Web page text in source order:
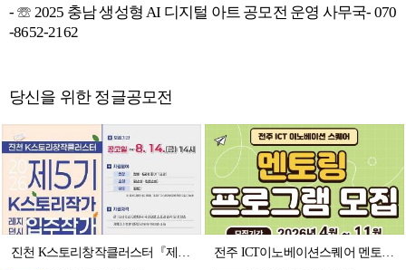
- ☏ 2025 충남 생성형 AI 디지털 아트 공모전 운영 사무국- 070
-8652-2162
당신을 위한 정글공모전
진천 K스토리창작클러스터『제5기 K스토리작가 레지던시 입주작가』(~8/14) 전주 ICT이노베이션스퀘어 멘토링 프로그램 모집